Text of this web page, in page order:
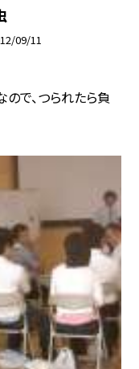
09/11
で、つられたら負